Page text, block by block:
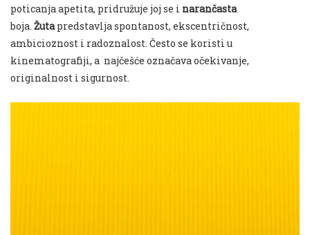
poticanja apetita, pridružuje joj se i narančasta
boja. Žutapredstavlja spontanost, ekscentričnost,
ambicioznost i radoznalost. Često se koristi u
kinematografiji, a najčešće označava očekivanje,
originalnost i sigurnost.